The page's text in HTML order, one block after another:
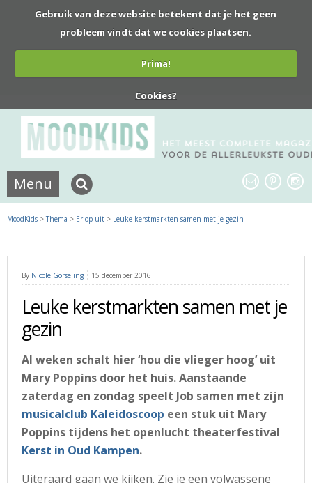
Gebruik van deze website betekent dat je het geen
probleem vindt dat we cookies plaatsen.
Prima!
Cookies?
Menu
MoodKids >Thema > Er op uit > Leuke kerstmarkten samen met je gezin
By Nicole Gorseling 15 december 2016
Leuke kerstmarkten samen met je
gezin
Al weken schalt hier ‘hou die vlieger hoog’ uit
Mary Poppins door het huis. Aanstaande
zaterdag en zondag speelt Job samen met zijn
musicalclub Kaleidoscoop een stuk uit Mary
Poppins tijdens het openlucht theaterfestival
Kerst in Oud Kampen.
Uiteraard gaan we kijken. Zie je een volwassene